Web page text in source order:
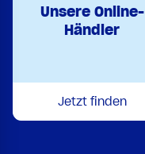
Unsere Online-
Händler
Jetzt finden